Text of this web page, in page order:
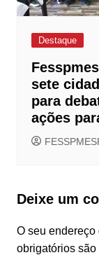
Destaque
sete
para
ações
Deixe um
O seu
obrigatórios